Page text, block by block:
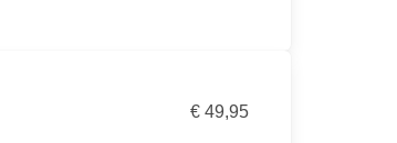
€ 49,95